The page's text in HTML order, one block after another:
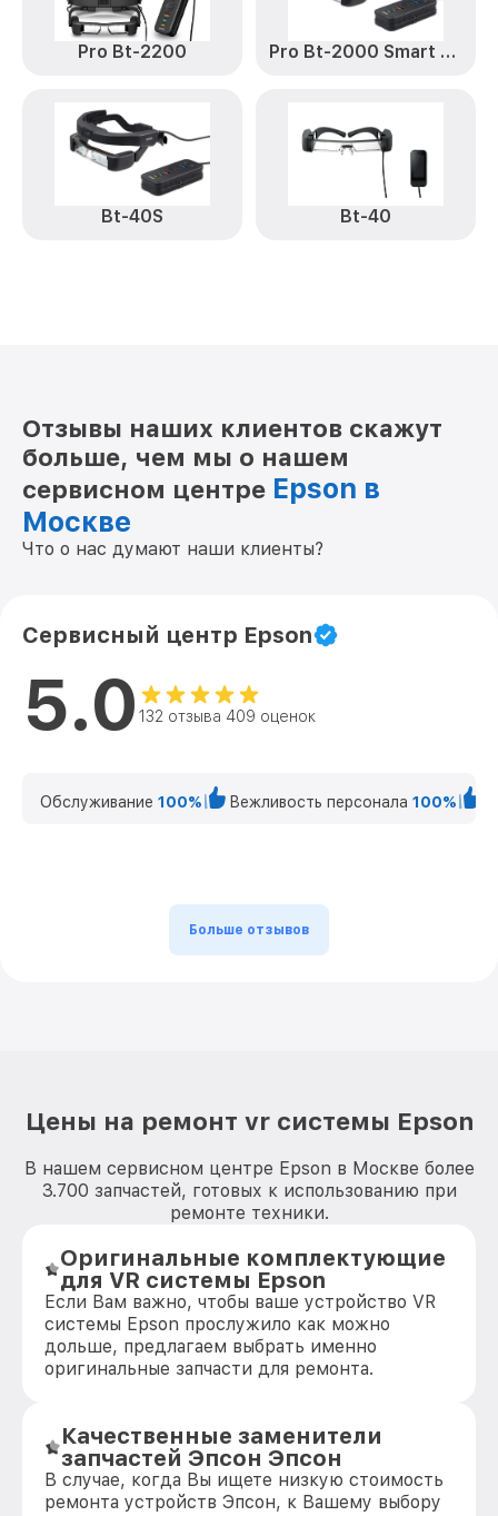
Pro Bt-2200 Pro Bt-2000 Smart Headset
Bt-40S Bt-40
Отзывы наших клиентов скажут
больше, чем мы о нашем
сервисном центре Epson в
Москве
Что о нас думают наши клиенты?
Сервисный центр Epson
5.0 132 отзыва 409 оценок
Обслуживание 100% Вежливость персонала 100%
Больше отзывов
Цены на ремонт vr системы Epson
В нашем сервисном центре Epson в Москве более
3.700 запчастей, готовых к использованию при
ремонте техники.
Оригинальные комплектующие
для VR системы Epson
Если Вам важно, чтобы ваше устройство VR
системы Epson прослужило как можно
дольше, предлагаем выбрать именно
оригинальные запчасти для ремонта.
Качественные заменители
запчастей Эпсон Эпсон
В случае, когда Вы ищете низкую стоимость
ремонта устройств Эпсон, к Вашему выбору